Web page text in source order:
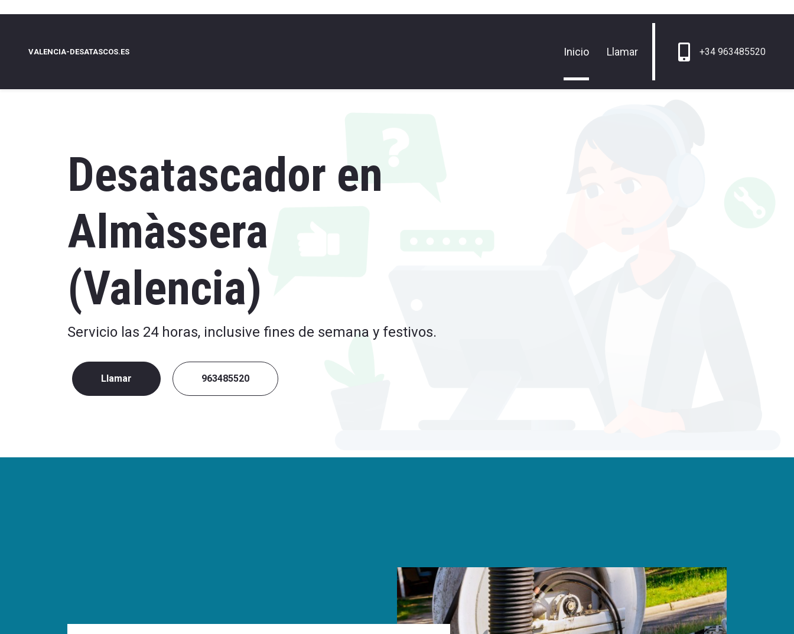
VALENCIA-DESATASCOS.ES Inicio Llamar +34 963485520
Desatascador en
Almàssera
(Valencia)
Servicio las 24 horas, inclusive fines de semana y festivos.
Llamar 963485520